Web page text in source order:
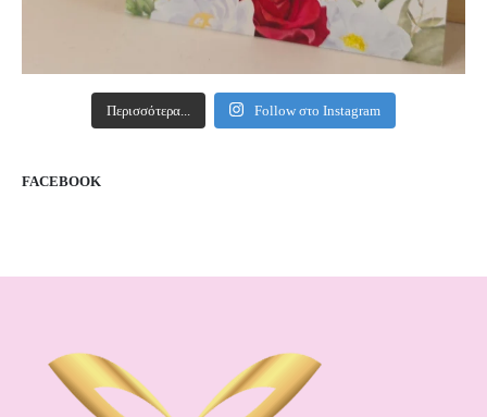
Περισσότερα... Follow στο Instagram
FACEBOOK